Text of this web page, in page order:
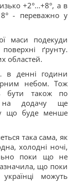
+2°...+8°, а в
- переважно у
маси подекуди
ґрунту.
областей.
в денні години
небом. Тож
бути також по
на додачу ще
що буде менше
така сама, як
холодні ночі,
поки що не
що поки
можуть